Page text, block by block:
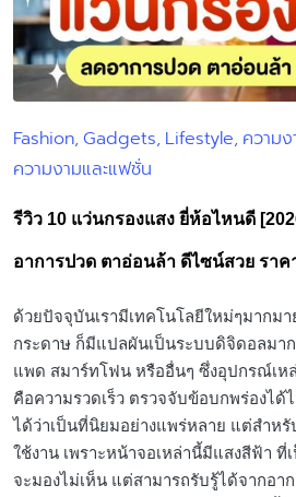
Posted
in
Fashion Gadgets Lifestyle ความ
ความงามและแฟชั่น
รีวิว 10 แว่นกรองแสง ยี่ห้อไหนดี
อาการปวด ตาอ่อนล้า ดีไซน์สวย ราค
ด้วยปัจจุบันเรามีเทคโนโลยีใหม่ๆมากมา
กระดาษ ก็มีแปลผันเป็นระบบดิจิดอลมา
แพด สมาร์ทโฟน หรืออื่นๆ ซึ่งอุปกรณ์เห
คือความรวดเร็ว ตรวจจับข้อบกพร่องได้
ได้ว่าเป็นที่นิยมอย่างแพร่หลาย แต่สำห
ใช้งาน เพราะหน้าจอเหล่านี้มีแสงสีฟ้า ที่
จะมองไม่เห็น แต่สามารถรับรู้ได้จากอา